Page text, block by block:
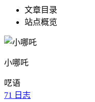
文章目录
站点概览
小哪吒
呓语
71
日志